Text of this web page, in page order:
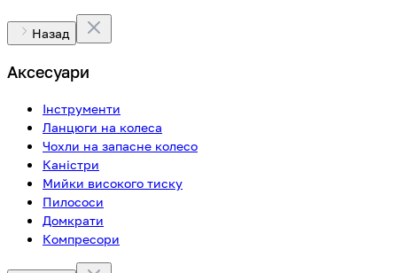
Назад
Аксесуари
Інструменти
Ланцюги на колеса
Чохли на запасне колесо
Каністри
Мийки високого тиску
Пилососи
Домкрати
Компресори